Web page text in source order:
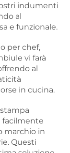
indumenti
al
e funzionale.
per chef,
vi farà
al
in cucina.
stampa
facilmente
marchio in
Questi